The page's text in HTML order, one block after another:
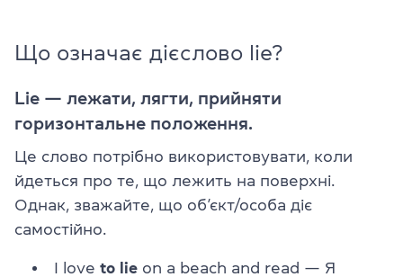
Що означає дієслово lie?
Lie — лежати, лягти, прийняти
горизонтальне положення.
Це слово потрібно використовувати, коли
йдеться про те, що лежить на поверхні.
Однак, зважайте, що об’єкт/особа діє
самостійно.
I love to lie on a beach and read — Я